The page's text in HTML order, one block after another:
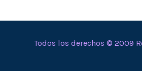
Todos los derechos © 2009